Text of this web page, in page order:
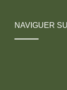
NAVIGUER